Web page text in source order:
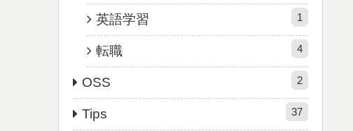
英語学習 1
転職 4
OSS 2
Tips 37